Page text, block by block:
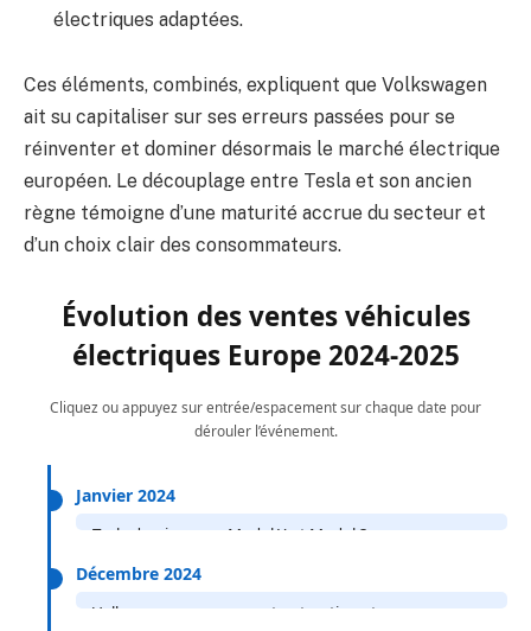
électriques adaptées.
Ces éléments, combinés, expliquent que Volkswagen
ait su capitaliser sur ses erreurs passées pour se
réinventer et dominer désormais le marché électrique
européen. Le découplage entre Tesla et son ancien
règne témoigne d’une maturité accrue du secteur et
d’un choix clair des consommateurs.
Évolution des ventes véhicules
électriques Europe 2024-2025
Cliquez ou appuyez sur entrée/espacement sur chaque date pour
dérouler l’événement.
Janvier 2024
Tesla domine avec Model Y et Model 3
Décembre 2024
Volkswagen annonce restructuration et nouveaux